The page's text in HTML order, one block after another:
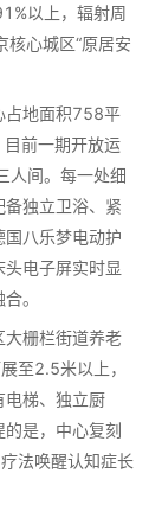
以上，辐射周
心城区“原居安
地面积758平
前一期开放运
人间。每一处细
独立卫浴、紧
八乐梦电动护
电子屏实时显
。
栅栏街道养老
至2.5米以上，
电梯、独立厨
是，中心复刻
法唤醒认知症长